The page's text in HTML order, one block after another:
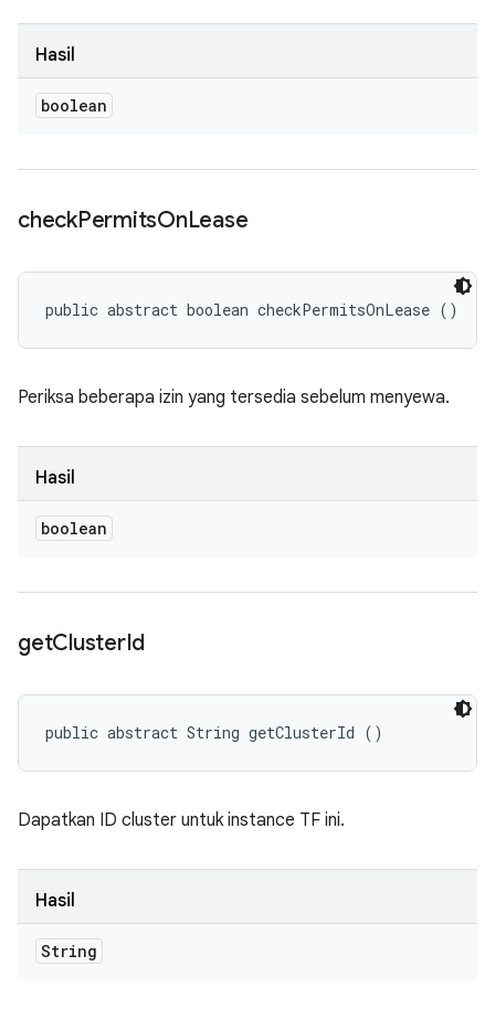
Hasil
boolean
checkPermitsOnLease
public abstract boolean checkPermitsOnLease ()
Periksa beberapa izin yang tersedia sebelum menyewa.
Hasil
boolean
getClusterId
public abstract String getClusterId ()
Dapatkan ID cluster untuk instance TF ini.
Hasil
String